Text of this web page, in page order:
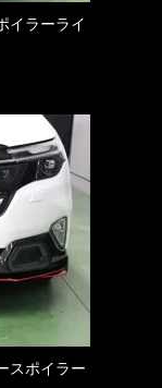
イラーライ
スポイラー